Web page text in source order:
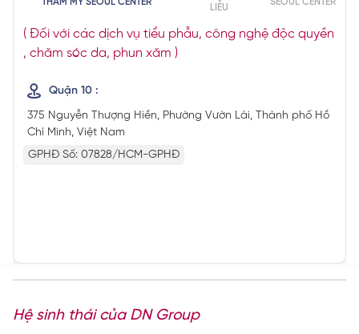
THẨM MỸ SEOUL CENTER
LIỄU
SEOUL CENTER
( Đối với các dịch vụ tiểu phẫu, công nghệ độc quyền
, chăm sóc da, phun xăm )
Quận 10 :
375 Nguyễn Thượng Hiền, Phường Vườn Lài, Thành phố Hồ
Chí Minh, Việt Nam
GPHĐ Số: 07828/HCM-GPHĐ
Hệ sinh thái của DN Group